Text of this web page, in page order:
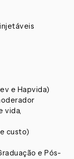
e Hapvida)
vida,
custo)
e Pós-